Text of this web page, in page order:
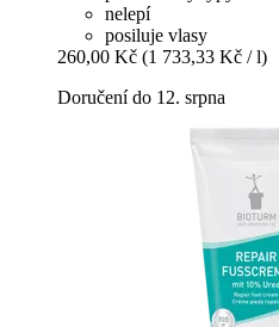
nelepí
posiluje vlasy
260,00 Kč (1 733,33 Kč / l)
Doručení do 12. srpna